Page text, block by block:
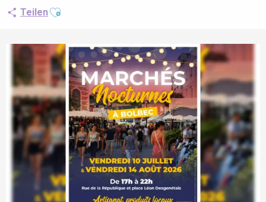
TeilenAjouter aux favoris